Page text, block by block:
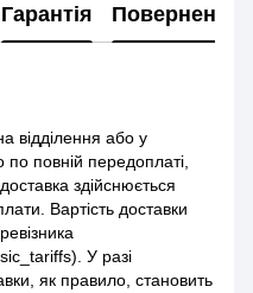
Гарантія Повернення
відділення або у
повній передоплаті,
здійснюється
Вартість доставки
У разі
як правило, становить